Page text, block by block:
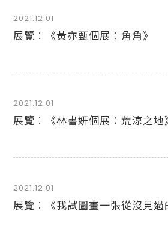
2021.12.01
展覽︰《黃亦甄個展︰角角》
2021.12.01
展覽︰《林書妍個展：荒涼之地
2021.12.01
展覽︰《我試圖畫一張從沒見過